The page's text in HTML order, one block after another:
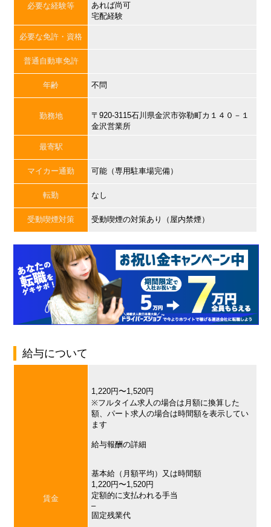
必要な経験等
あれば尚可
宅配経験
必要な免許・資格
普通自動車免許
年齢 不問
勤務地
〒920-3115石川県金沢市弥勒町カ１４０－１
金沢営業所
最寄駅
マイカー通勤 可能（専用駐車場完備）
転勤 なし
受動喫煙対策 受動喫煙の対策あり（屋内禁煙）
給与について
賃金
1,220円〜1,520円
※フルタイム求人の場合は月額に換算した
額、パート求人の場合は時間額を表示してい
ます
給与報酬の詳細
基本給（月額平均）又は時間額
1,220円〜1,520円
定額的に支払われる手当
–
固定残業代